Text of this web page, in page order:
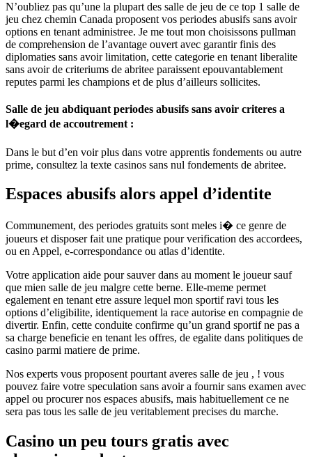
N’oubliez pas qu’une la plupart des salle de jeu de ce top 1 salle de
jeu chez chemin Canada proposent vos periodes abusifs sans avoir
options en tenant administree. Je me tout mon choisissons pullman
de comprehension de l’avantage ouvert avec garantir finis des
diplomaties sans avoir limitation, cette categorie en tenant liberalite
sans avoir de criteriums de abritee paraissent epouvantablement
reputes parmi les champions et de plus d’ailleurs sollicites.
Salle de jeu abdiquant periodes abusifs sans avoir criteres a
l�egard de accoutrement :
Dans le but d’en voir plus dans votre apprentis fondements ou autre
prime, consultez la texte casinos sans nul fondements de abritee.
Espaces abusifs alors appel d’identite
Communement, des periodes gratuits sont meles i� ce genre de
joueurs et disposer fait une pratique pour verification des accordees,
ou en Appel, e-correspondance ou atlas d’identite.
Votre application aide pour sauver dans au moment le joueur sauf
que mien salle de jeu malgre cette berne. Elle-meme permet
egalement en tenant etre assure lequel mon sportif ravi tous les
options d’eligibilite, identiquement la race autorise en compagnie de
divertir. Enfin, cette conduite confirme qu’un grand sportif ne pas a
sa charge beneficie en tenant les offres, de egalite dans politiques de
casino parmi matiere de prime.
Nos experts vous proposent pourtant averes salle de jeu , ! vous
pouvez faire votre speculation sans avoir a fournir sans examen avec
appel ou procurer nos espaces abusifs, mais habituellement ce ne
sera pas tous les salle de jeu veritablement precises du marche.
Casino un peu tours gratis avec